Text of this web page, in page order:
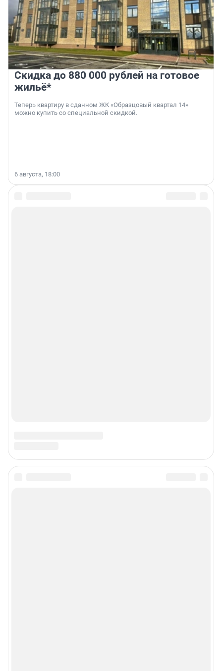
Скидка до 880 000 рублей на готовое
жильё*
Теперь квартиру в сданном ЖК «Образцовый квартал 14»
можно купить со специальной скидкой.
6 августа, 18:00